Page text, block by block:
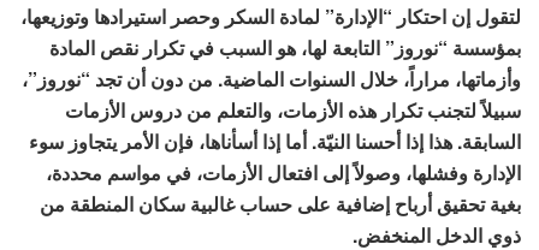
لتقول إن احتكار “الإدارة” لمادة السكر وحصر استيرادها وتوزيعها،
بمؤسسة “نوروز” التابعة لها، هو السبب في تكرار نقص المادة
وأزماتها، مراراً، خلال السنوات الماضية. من دون أن تجد “نوروز”،
سبيلاً لتجنب تكرار هذه الأزمات، والتعلم من دروس الأزمات
السابقة. هذا إذا أحسنا النيّة. أما إذا أسأناها، فإن الأمر يتجاوز سوء
الإدارة وفشلها، وصولاً إلى افتعال الأزمات، في مواسم محددة،
بغية تحقيق أرباح إضافية على حساب غالبية سكان المنطقة من
ذوي الدخل المنخفض.